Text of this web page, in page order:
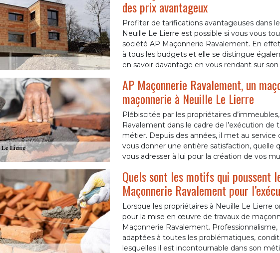
des prix avantageux
Profiter de tarifications avantageuses dans
Neuille Le Lierre est possible si vous vous
société AP Maçonnerie Ravalement. En
à tous les budgets et elle se distingue
en savoir davantage en vous rendant sur
AP Maçonnerie Ravalement, un
maçonnerie à Neuille Le Lierre
Plébiscitée par les propriétaires
Ravalement dans le cadre de l’exécution de
métier. Depuis des années, il met au
vous donner une entière satisfaction, quelle
vous adresser à lui pour la création de vos
Quels sont les motifs qui poussent
Maçonnerie Ravalement pour
Lorsque les propriétaires à Neuille Le
pour la mise en œuvre de travaux de
Maçonnerie Ravalement.
adaptées à toutes les problématiques,
lesquelles il est incontournable dans son